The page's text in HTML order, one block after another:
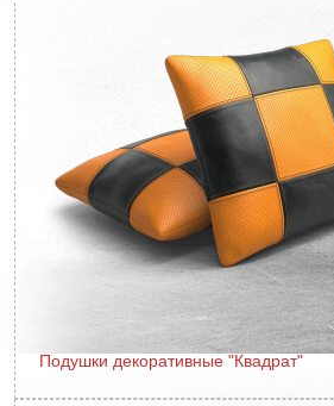
Подушки декоративные "Квадрат"